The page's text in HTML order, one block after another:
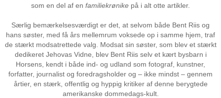
som en del af en familiekrønike på i alt otte artikler.
Særlig bemærkelsesværdigt er det, at selvom både Bent Riis og
hans søster, med få års mellemrum voksede op i samme hjem, traf
de stærkt modsatrettede valg. Modsat sin søster, som blev et stærkt
dedikeret Jehovas Vidne, blev Bent Riis selv et kært bysbarn i
Horsens, kendt i både ind- og udland som fotograf, kunstner,
forfatter, journalist og foredragsholder og – ikke mindst – gennem
årtier, en stærk, offentlig og hyppig kritiker af denne berygtede
amerikanske dommedags-kult.